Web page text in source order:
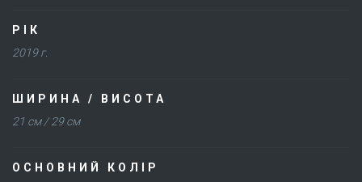
РІК
2019 г.
ШИРИНА / ВИСОТА
21 см / 29 см
ОСНОВНИЙ КОЛІР